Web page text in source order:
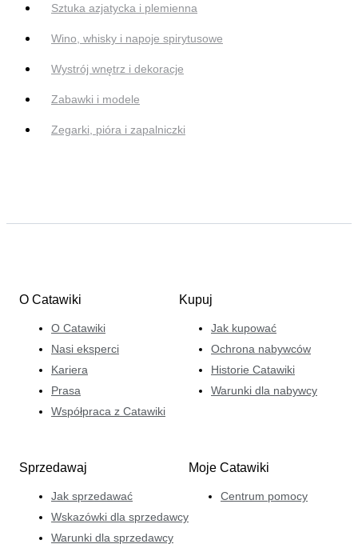
Sztuka azjatycka i plemienna
Wino, whisky i napoje spirytusowe
Wystrój wnętrz i dekoracje
Zabawki i modele
Zegarki, pióra i zapalniczki
O Catawiki
O Catawiki
Nasi eksperci
Kariera
Prasa
Współpraca z Catawiki
Kupuj
Jak kupować
Ochrona nabywców
Historie Catawiki
Warunki dla nabywcy
Sprzedawaj
Jak sprzedawać
Wskazówki dla sprzedawcy
Warunki dla sprzedawcy
Moje Catawiki
Centrum pomocy